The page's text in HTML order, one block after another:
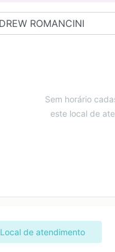
Sem horário
este local de
Local de atendimento